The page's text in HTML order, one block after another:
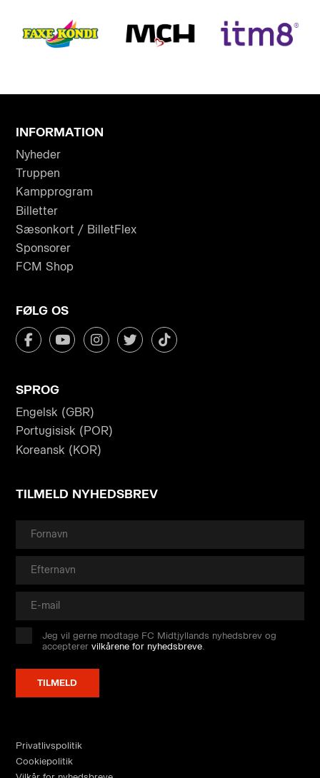
INFORMATION
Nyheder
Truppen
Kampprogram
Billetter
Sæsonkort / BilletFlex
Sponsorer
FCM Shop
FØLG OS
SPROG
Engelsk (GBR)
Portugisisk (POR)
Koreansk (KOR)
TILMELD NYHEDSBREV
Jeg vil gerne modtage FC Midtjyllands nyhedsbrev og
accepterervilkårene for nyhedsbreve.
Privatlivspolitik
Cookiepolitik